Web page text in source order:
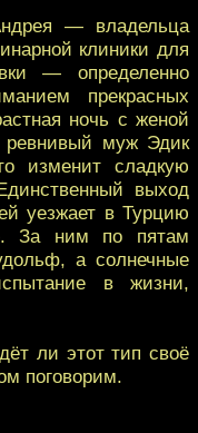
— владельца
клиники для
— определенно
прекрасных
ночь с женой
ревнивый муж Эдик
изменит сладкую
выход
уезжает в Турцию
За ним по пятам
а солнечные
в жизни,
ли этот тип своё
поговорим.